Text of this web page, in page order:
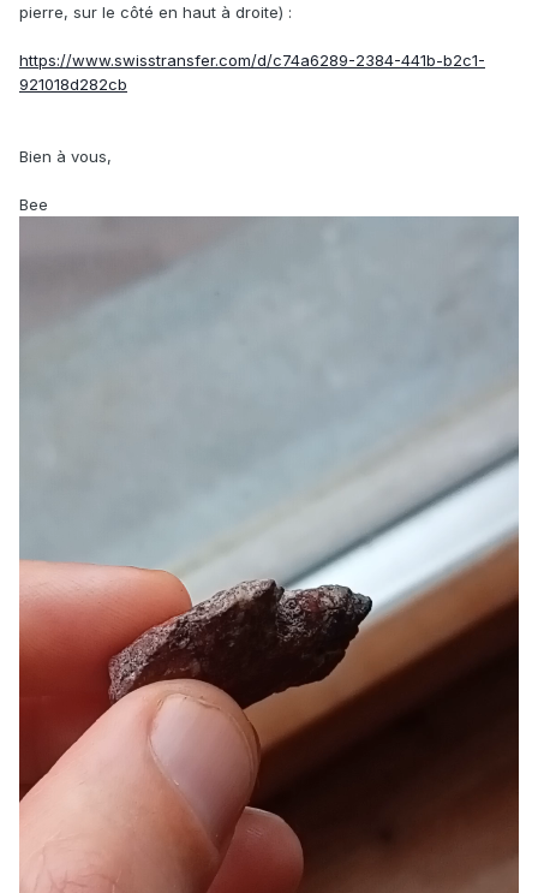
pierre, sur le côté en haut à droite) :
https://www.swisstransfer.com/d/c74a6289-2384-441b-b2c1-
921018d282cb
Bien à vous,
Bee